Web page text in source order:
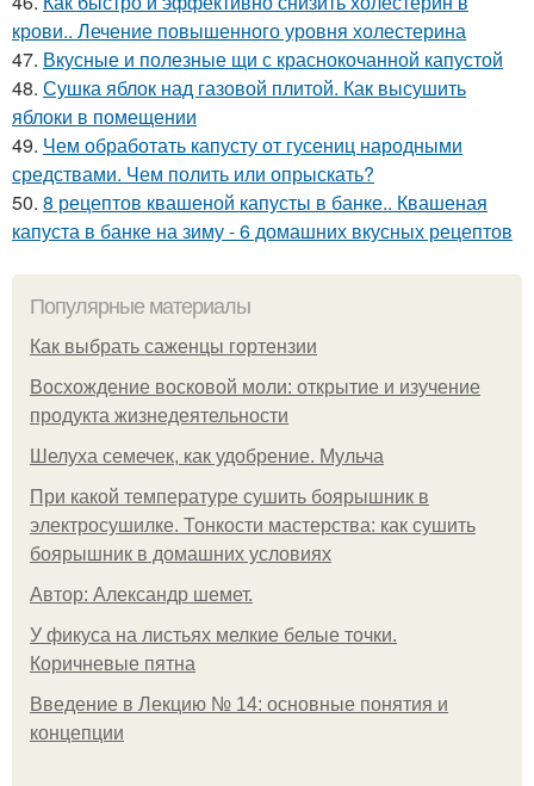
крови.. Лечение повышенного уровня холестерина
47. Вкусные и полезные щи с краснокочанной капустой
48. Сушка яблок над газовой плитой. Как высушить
яблоки в помещении
49. Чем обработать капусту от гусениц народными
средствами. Чем полить или опрыскать?
50. 8 рецептов квашеной капусты в банке.. Квашеная
капуста в банке на зиму - 6 домашних вкусных рецептов
Популярные материалы
Как выбрать саженцы гортензии
Восхождение восковой моли: открытие и изучение
продукта жизнедеятельности
Шелуха семечек, как удобрение. Мульча
При какой температуре сушить боярышник в
электросушилке. Тонкости мастерства: как сушить
боярышник в домашних условиях
Автор: Александр шемет.
У фикуса на листьях мелкие белые точки.
Коричневые пятна
Введение в Лекцию № 14: основные понятия и
концепции